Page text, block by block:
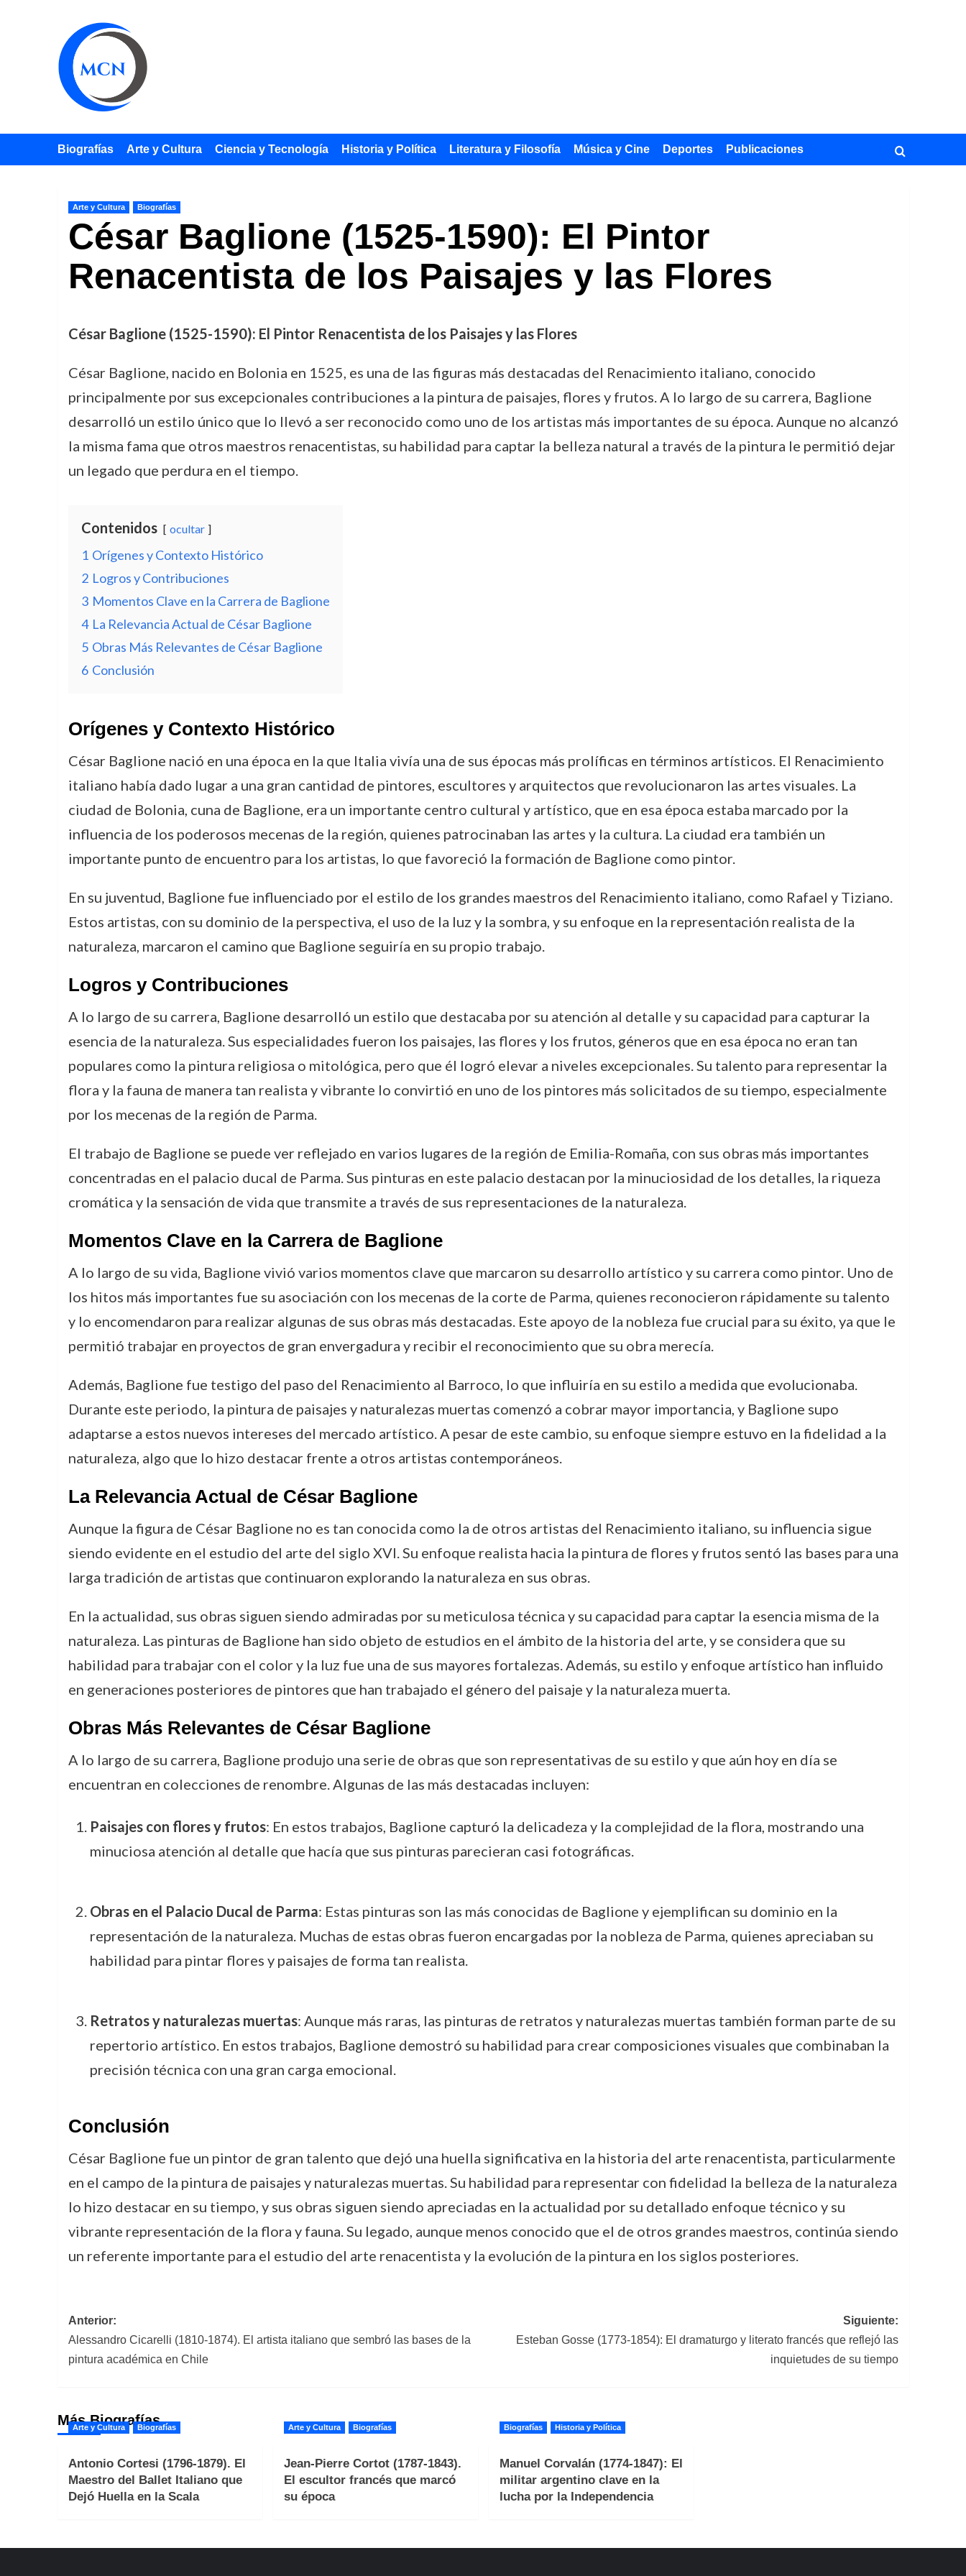
Biografías Arte y Cultura Ciencia y Tecnología Historia y Política Literatura y Filosofía Música y Cine Deportes Publicaciones
Arte y Cultura Biografías
César Baglione (1525-1590): El Pintor
Renacentista de los Paisajes y las Flores
César Baglione (1525-1590): El Pintor Renacentista de los Paisajes y las Flores
César Baglione, nacido en Bolonia en 1525, es una de las figuras más destacadas del Renacimiento italiano, conocido
principalmente por sus excepcionales contribuciones a la pintura de paisajes, flores y frutos. A lo largo de su carrera, Baglione
desarrolló un estilo único que lo llevó a ser reconocido como uno de los artistas más importantes de su época. Aunque no alcanzó
la misma fama que otros maestros renacentistas, su habilidad para captar la belleza natural a través de la pintura le permitió dejar
un legado que perdura en el tiempo.
Contenidos ocultar
1 Orígenes y Contexto Histórico
2 Logros y Contribuciones
3 Momentos Clave en la Carrera de Baglione
4 La Relevancia Actual de César Baglione
5 Obras Más Relevantes de César Baglione
6 Conclusión
Orígenes y Contexto Histórico
César Baglione nació en una época en la que Italia vivía una de sus épocas más prolíficas en términos artísticos. El Renacimiento
italiano había dado lugar a una gran cantidad de pintores, escultores y arquitectos que revolucionaron las artes visuales. La
ciudad de Bolonia, cuna de Baglione, era un importante centro cultural y artístico, que en esa época estaba marcado por la
influencia de los poderosos mecenas de la región, quienes patrocinaban las artes y la cultura. La ciudad era también un
importante punto de encuentro para los artistas, lo que favoreció la formación de Baglione como pintor.
En su juventud, Baglione fue influenciado por el estilo de los grandes maestros del Renacimiento italiano, como Rafael y Tiziano.
Estos artistas, con su dominio de la perspectiva, el uso de la luz y la sombra, y su enfoque en la representación realista de la
naturaleza, marcaron el camino que Baglione seguiría en su propio trabajo.
Logros y Contribuciones
A lo largo de su carrera, Baglione desarrolló un estilo que destacaba por su atención al detalle y su capacidad para capturar la
esencia de la naturaleza. Sus especialidades fueron los paisajes, las flores y los frutos, géneros que en esa época no eran tan
populares como la pintura religiosa o mitológica, pero que él logró elevar a niveles excepcionales. Su talento para representar la
flora y la fauna de manera tan realista y vibrante lo convirtió en uno de los pintores más solicitados de su tiempo, especialmente
por los mecenas de la región de Parma.
El trabajo de Baglione se puede ver reflejado en varios lugares de la región de Emilia-Romaña, con sus obras más importantes
concentradas en el palacio ducal de Parma. Sus pinturas en este palacio destacan por la minuciosidad de los detalles, la riqueza
cromática y la sensación de vida que transmite a través de sus representaciones de la naturaleza.
Momentos Clave en la Carrera de Baglione
A lo largo de su vida, Baglione vivió varios momentos clave que marcaron su desarrollo artístico y su carrera como pintor. Uno de
los hitos más importantes fue su asociación con los mecenas de la corte de Parma, quienes reconocieron rápidamente su talento
y lo encomendaron para realizar algunas de sus obras más destacadas. Este apoyo de la nobleza fue crucial para su éxito, ya que le
permitió trabajar en proyectos de gran envergadura y recibir el reconocimiento que su obra merecía.
Además, Baglione fue testigo del paso del Renacimiento al Barroco, lo que influiría en su estilo a medida que evolucionaba.
Durante este periodo, la pintura de paisajes y naturalezas muertas comenzó a cobrar mayor importancia, y Baglione supo
adaptarse a estos nuevos intereses del mercado artístico. A pesar de este cambio, su enfoque siempre estuvo en la fidelidad a la
naturaleza, algo que lo hizo destacar frente a otros artistas contemporáneos.
La Relevancia Actual de César Baglione
Aunque la figura de César Baglione no es tan conocida como la de otros artistas del Renacimiento italiano, su influencia sigue
siendo evidente en el estudio del arte del siglo XVI. Su enfoque realista hacia la pintura de flores y frutos sentó las bases para una
larga tradición de artistas que continuaron explorando la naturaleza en sus obras.
En la actualidad, sus obras siguen siendo admiradas por su meticulosa técnica y su capacidad para captar la esencia misma de la
naturaleza. Las pinturas de Baglione han sido objeto de estudios en el ámbito de la historia del arte, y se considera que su
habilidad para trabajar con el color y la luz fue una de sus mayores fortalezas. Además, su estilo y enfoque artístico han influido
en generaciones posteriores de pintores que han trabajado el género del paisaje y la naturaleza muerta.
Obras Más Relevantes de César Baglione
A lo largo de su carrera, Baglione produjo una serie de obras que son representativas de su estilo y que aún hoy en día se
encuentran en colecciones de renombre. Algunas de las más destacadas incluyen:
Paisajes con flores y frutos: En estos trabajos, Baglione capturó la delicadeza y la complejidad de la flora, mostrando una
minuciosa atención al detalle que hacía que sus pinturas parecieran casi fotográficas.
Obras en el Palacio Ducal de Parma: Estas pinturas son las más conocidas de Baglione y ejemplifican su dominio en la
representación de la naturaleza. Muchas de estas obras fueron encargadas por la nobleza de Parma, quienes apreciaban su
habilidad para pintar flores y paisajes de forma tan realista.
Retratos y naturalezas muertas: Aunque más raras, las pinturas de retratos y naturalezas muertas también forman parte de su
repertorio artístico. En estos trabajos, Baglione demostró su habilidad para crear composiciones visuales que combinaban la
precisión técnica con una gran carga emocional.
Conclusión
César Baglione fue un pintor de gran talento que dejó una huella significativa en la historia del arte renacentista, particularmente
en el campo de la pintura de paisajes y naturalezas muertas. Su habilidad para representar con fidelidad la belleza de la naturaleza
lo hizo destacar en su tiempo, y sus obras siguen siendo apreciadas en la actualidad por su detallado enfoque técnico y su
vibrante representación de la flora y fauna. Su legado, aunque menos conocido que el de otros grandes maestros, continúa siendo
un referente importante para el estudio del arte renacentista y la evolución de la pintura en los siglos posteriores.
Navegación
de
Anterior:
Alessandro Cicarelli (1810-1874). El artista italiano que sembró las bases de la
pintura académica en Chile
Siguiente:
Esteban Gosse (1773-1854): El dramaturgo y literato francés que reflejó las
inquietudes de su tiempo
Más Biografías
Arte y Cultura Biografías
Antonio Cortesi (1796-1879). El
Maestro del Ballet Italiano que
Dejó Huella en la Scala
Arte y Cultura Biografías
Jean-Pierre Cortot (1787-1843).
El escultor francés que marcó
su época
Biografías Historia y Política
Manuel Corvalán (1774-1847): El
militar argentino clave en la
lucha por la Independencia